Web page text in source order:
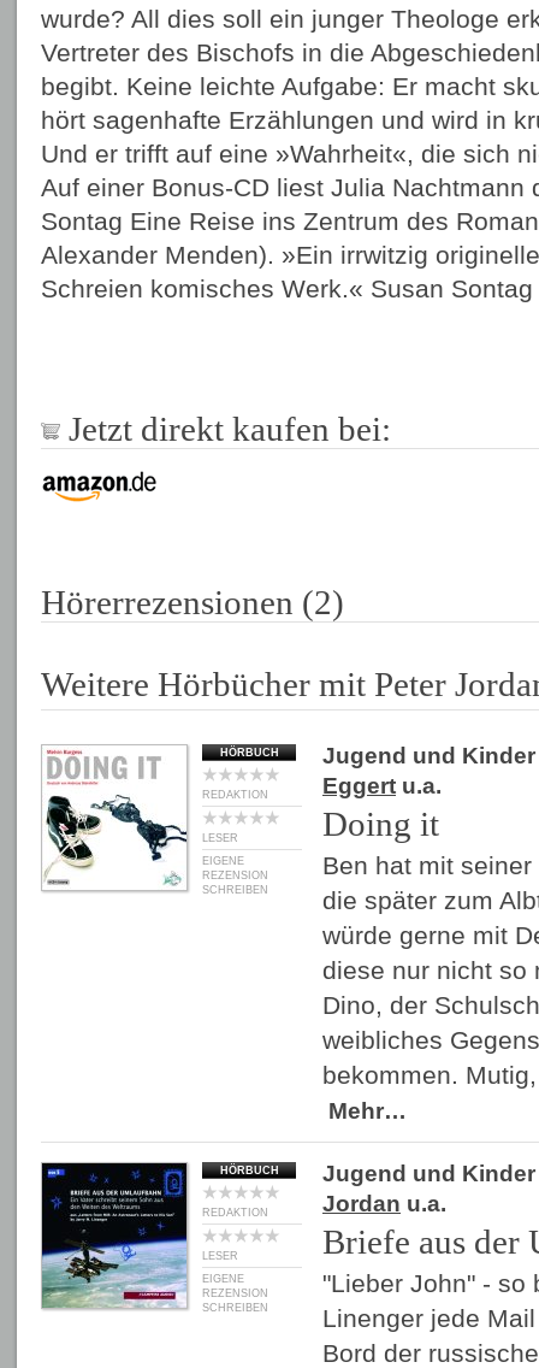
wurde? All dies soll ein junger Theologe
Vertreter des Bischofs in die
begibt. Keine leichte Aufgabe: Er macht
hört sagenhafte Erzählungen und wird in
Und er trifft auf eine »Wahrheit«, die sich
Auf einer Bonus-CD liest Julia Nachtmann
Sontag Eine Reise ins Zentrum des
Alexander Menden). »Ein irrwitzig
Schreien komisches Werk.« Susan Sontag
Jetzt direkt kaufen bei:
Hörerrezensionen (2)
Weitere Hörbücher mit Peter
HÖRBUCH
REDAKTION
LESER
EIGENE
REZENSION
SCHREIBEN
Jugend und Kinder
Eggert u.a.
Doing it
Ben hat mit
die später zum
würde gerne mit
diese nur nicht
Dino, der
weibliches
bekommen.
Mehr…
HÖRBUCH
REDAKTION
LESER
EIGENE
REZENSION
SCHREIBEN
Jugend und Kinder
Jordan u.a.
Briefe aus der
"Lieber John" - so
Linenger jede
Bord der